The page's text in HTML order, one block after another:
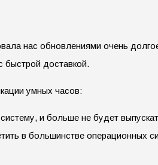
нас обновлениями очень
быстрой доставкой.
умных часов:
и больше не будет
в большинстве